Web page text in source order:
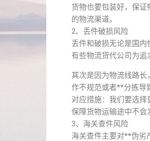
货物也要包装好，保
的物流渠道。
2、丢件破损风险
丢件和破损无论是国
有些物流货代公司为追
其次是因为物流线路
作不规范或者**分拣导
对应措施：我们要选择
保障货物运输途中不会
3、海关查件风险
海关查件主要对**伪劣